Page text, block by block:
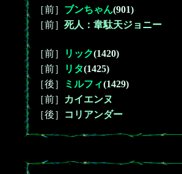
［前］ ブンちゃん(901)
［前］ 死人：韋駄天ジョニー
［前］ リック(1420)
［前］
リタ(1425)
［後］
ミルフィ(1429)
［前］
カイエンヌ
［後］
コリアンダー